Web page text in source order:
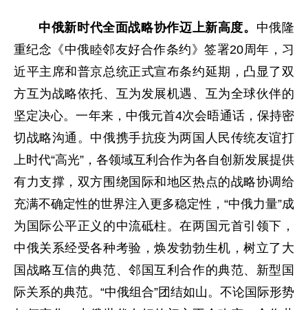
中俄新时代全面战略协作迈上新高度。 中俄隆
重纪念《中俄睦邻友好合作条约》签署20周年，习
近平主席和普京总统正式宣布条约延期，凸显了双
方互为战略依托、互为发展机遇、互为全球伙伴的
坚定决心。一年来，中俄元首4次会晤通话，保持密
切战略沟通。中俄携手抗疫为两国人民传统友谊打
上时代“高光”，各领域互利合作为各自创新发展提供
有力支撑，双方围绕国际和地区热点的战略协调给
充满不确定性的世界注入更多稳定性，“中俄力量”成
为国际公平正义的中流砥柱。在两国元首引领下，
中俄关系经受各种考验，焕发勃勃生机，树立了大
国战略互信的典范、邻国互利合作的典范、新型国
际关系的典范。“中俄组合”团结如山。不论国际形势